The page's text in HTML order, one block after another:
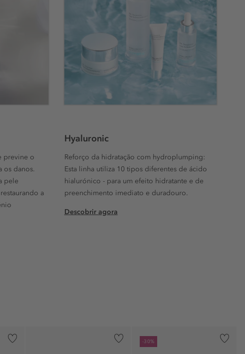
previne o
os danos.
pele
a
Hyaluronic
Reforço da hidratação com hydroplumping:
Esta linha utiliza 10 tipos diferentes de ácido
hialurónico - para um efeito hidratante e de
preenchimento imediato e duradouro.
Descobrir agora
-30%